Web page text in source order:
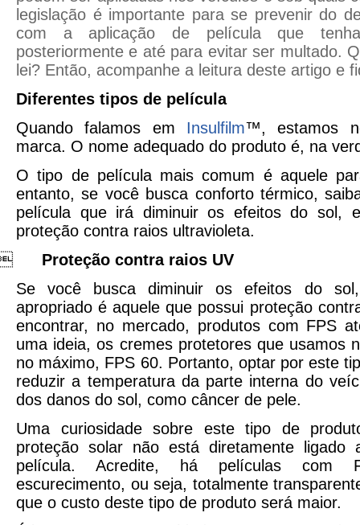
legislação é importante para se prevenir do
com a aplicação de película que
posteriormente e até para evitar ser multado.
lei? Então, acompanhe a leitura deste artigo e
Diferentes tipos de película
Quando falamos em Insulfilm™, estamos
marca. O nome adequado do produto é, na
O tipo de película mais comum é aquele
entanto, se você busca conforto térmico,
película que irá diminuir os efeitos do sol,
proteção contra raios ultravioleta.
Proteção contra raios UV
Se você busca diminuir os efeitos do
apropriado é aquele que possui proteção
encontrar, no mercado, produtos com FPS
uma ideia, os cremes protetores que usamos
no máximo, FPS 60. Portanto, optar por este
reduzir a temperatura da parte interna do
dos danos do sol, como câncer de pele.
Uma curiosidade sobre este tipo de
proteção solar não está diretamente ligado
película. Acredite, há películas com
escurecimento, ou seja, totalmente
que o custo deste tipo de produto será maior.